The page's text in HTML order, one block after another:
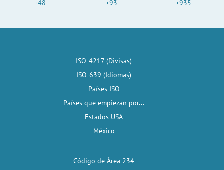
+48
+93
+935
ISO-4217 (Divisas)
ISO-639 (Idiomas)
Países ISO
Países que empiezan por...
Estados USA
México
Código de Área 234